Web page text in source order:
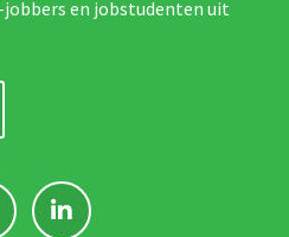
en jobstudenten uit